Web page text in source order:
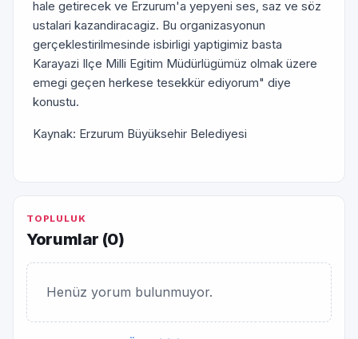
hale getirecek ve Erzurum'a yepyeni ses, saz ve söz
ustalari kazandiracagiz. Bu organizasyonun
gerçeklestirilmesinde isbirligi yaptigimiz basta
Karayazi Ilçe Milli Egitim Müdürlügümüz olmak üzere
emegi geçen herkese tesekkür ediyorum" diye
konustu.
Kaynak: Erzurum Büyüksehir Belediyesi
TOPLULUK
Yorumlar (0)
Henüz yorum bulunmuyor.